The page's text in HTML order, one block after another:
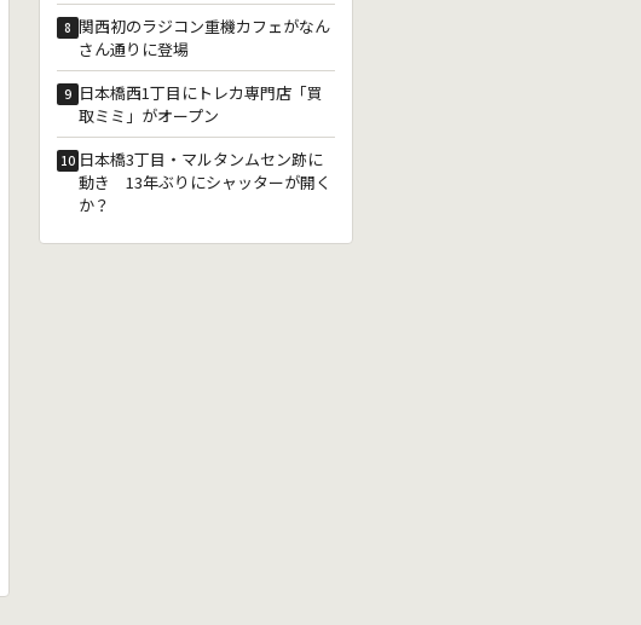
8 関西初のラジコン重機カフェがなん
さん通りに登場
9 日本橋西1丁目にトレカ専門店「買
取ミミ」がオープン
10 日本橋3丁目・マルタンムセン跡に
動き 13年ぶりにシャッターが開く
か？